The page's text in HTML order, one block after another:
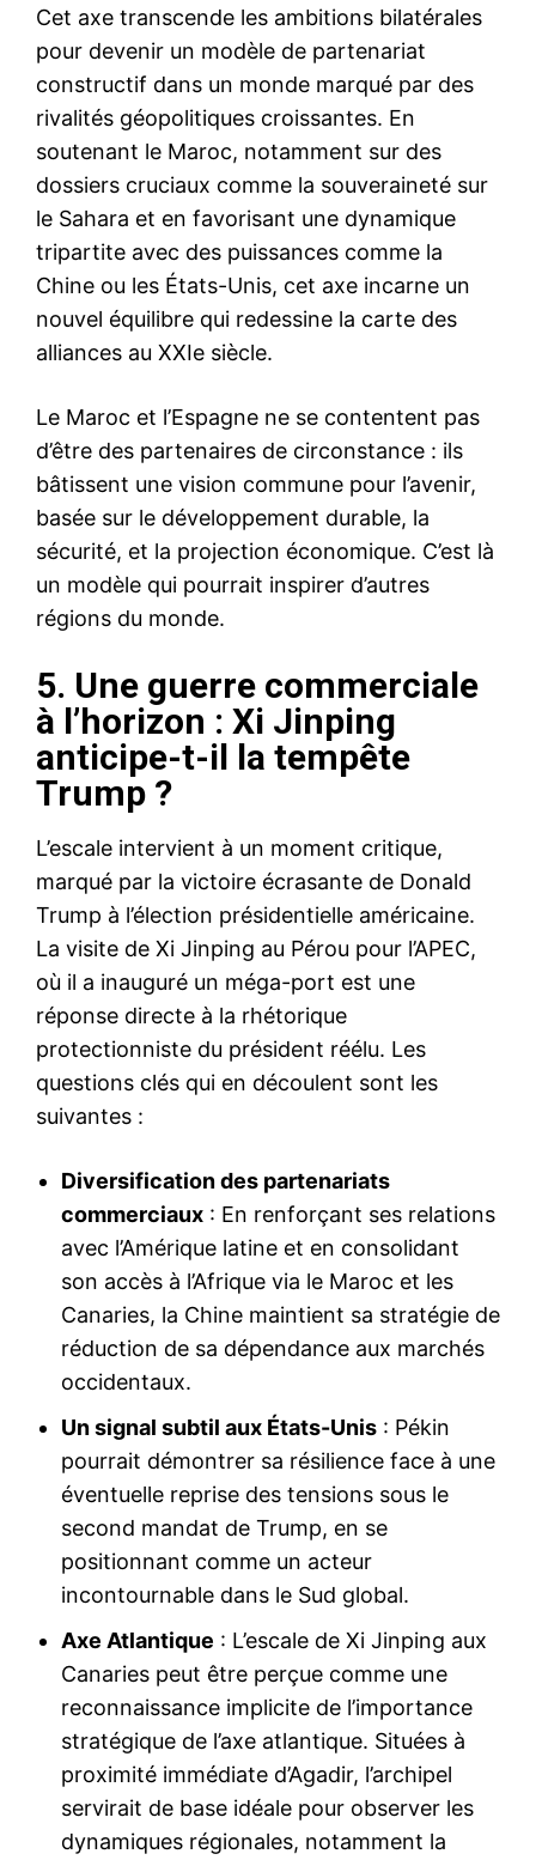
Mon compte
Related
Analyse de la revue de
presse sur la visite de Xi
Jinping au Maroc
La revue de presse sur la
visite du président chinois Xi
Jinping au Maroc révèle
plusieurs axes d'intérêt
communs parmi les différents
supports médiatiques, mais
également des nuances dans
des régions et des lignes
éditoriales des publications.
Voici une analyse structurée
en cinq points principaux.
24 November 2024
In "Analysis"
Rénmín Ribao, le journal
officiel chinois met en «Une»
la rencontre entre Moulay El
Hassan et Xi Jinping
Hongqi N701 : La voiture
blindée qui a transporté le
président Xi Jinping dans
Casablanca
La visite du président chinois
Xi Jinping au Maroc a captivé
l’attention, non seulement
pour son importance
géopolitique, mais également
utilisé lors de ses
déplacements. La Hongqi
N701, une limousine blindée à
la pointe de la technologie,
incarne l'assecnsion
fulgurante de l'industrie
automobile chinoise. Connu
In "Chine & Asie"
Cet axe transcende les ambitions bilatérales
pour devenir un modèle de partenariat
constructif dans un monde marqué par des
rivalités géopolitiques croissantes. En
soutenant le Maroc, notamment sur des
dossiers cruciaux comme la souveraineté sur
le Sahara et en favorisant une dynamique
tripartite avec des puissances comme la
Chine ou les États-Unis, cet axe incarne un
nouvel équilibre qui redessine la carte des
alliances au XXIe siècle.
Le Maroc et l’Espagne ne se contentent pas
d’être des partenaires de circonstance : ils
bâtissent une vision commune pour l’avenir,
basée sur le développement durable, la
sécurité, et la projection économique. C’est là
un modèle qui pourrait inspirer d’autres
régions du monde.
5. Une guerre commerciale
à l’horizon : Xi Jinping
anticipe-t-il la tempête
Trump ?
L’escale intervient à un moment critique,
marqué par la victoire écrasante de Donald
Trump à l’élection présidentielle américaine.
La visite de Xi Jinping au Pérou pour l’APEC,
où il a inauguré un méga-port est une
réponse directe à la rhétorique
protectionniste du président réélu. Les
questions clés qui en découlent sont les
suivantes :
Diversification des partenariats
commerciaux : En renforçant ses relations
avec l’Amérique latine et en consolidant
son accès à l’Afrique via le Maroc et les
Canaries, la Chine maintient sa stratégie de
réduction de sa dépendance aux marchés
occidentaux.
Un signal subtil aux États-Unis : Pékin
pourrait démontrer sa résilience face à une
éventuelle reprise des tensions sous le
second mandat de Trump, en se
positionnant comme un acteur
incontournable dans le Sud global.
Axe Atlantique : L’escale de Xi Jinping aux
Canaries peut être perçue comme une
reconnaissance implicite de l’importance
stratégique de l’axe atlantique. Situées à
proximité immédiate d’Agadir, l’archipel
servirait de base idéale pour observer les
dynamiques régionales, notamment la